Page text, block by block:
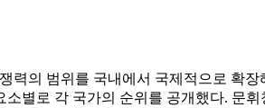
력의 범위를 국내에서 국제적으로 확
별로 각 국가의 순위를 공개했다. 문